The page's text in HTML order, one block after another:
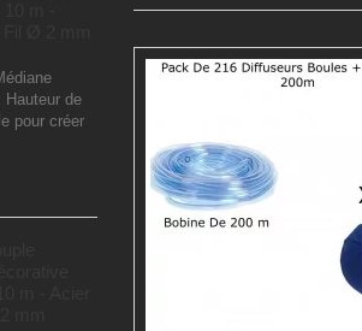
Hauteur de
pour créer